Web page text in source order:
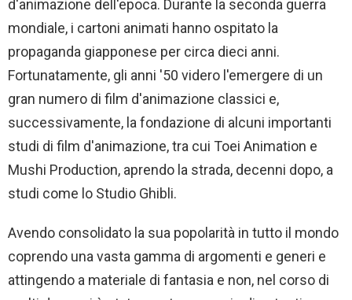
d'animazione dell'epoca. Durante la seconda guerra
mondiale, i cartoni animati hanno ospitato la
propaganda giapponese per circa dieci anni.
Fortunatamente, gli anni '50 videro l'emergere di un
gran numero di film d'animazione classici e,
successivamente, la fondazione di alcuni importanti
studi di film d'animazione, tra cui Toei Animation e
Mushi Production, aprendo la strada, decenni dopo, a
studi come lo Studio Ghibli.
Avendo consolidato la sua popolarità in tutto il mondo
coprendo una vasta gamma di argomenti e generi e
attingendo a materiale di fantasia e non, nel corso di